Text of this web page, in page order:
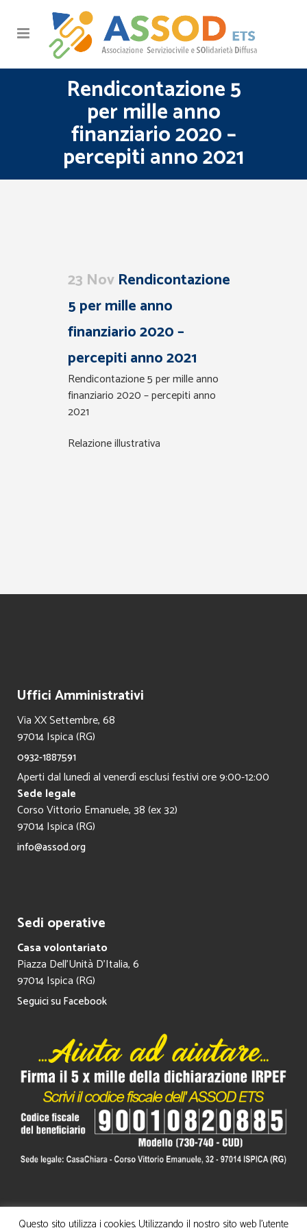
Rendicontazione 5
per mille anno
finanziario 2020 –
percepiti anno 2021
23 NovRendicontazione
5 per mille anno
finanziario 2020 –
percepiti anno 2021
Rendicontazione 5 per mille anno
finanziario 2020 – percepiti anno
2021
Relazione illustrativa
Uffici Amministrativi
Via XX Settembre, 68
97014 Ispica (RG)
0932-1887591
Aperti dal lunedì al venerdì esclusi festivi ore 9:00-12:00
Sede legale
Corso Vittorio Emanuele, 38 (ex 32)
97014 Ispica (RG)
info@assod.org
Sedi operative
Casa volontariato
Piazza Dell’Unità D’Italia, 6
97014 Ispica (RG)
Seguici su Facebook
Questo sito utilizza i cookies. Utilizzando il nostro sito web l'utente